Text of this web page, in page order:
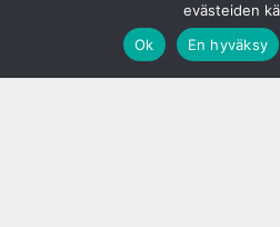
evästeiden
Ok
En hyväksy